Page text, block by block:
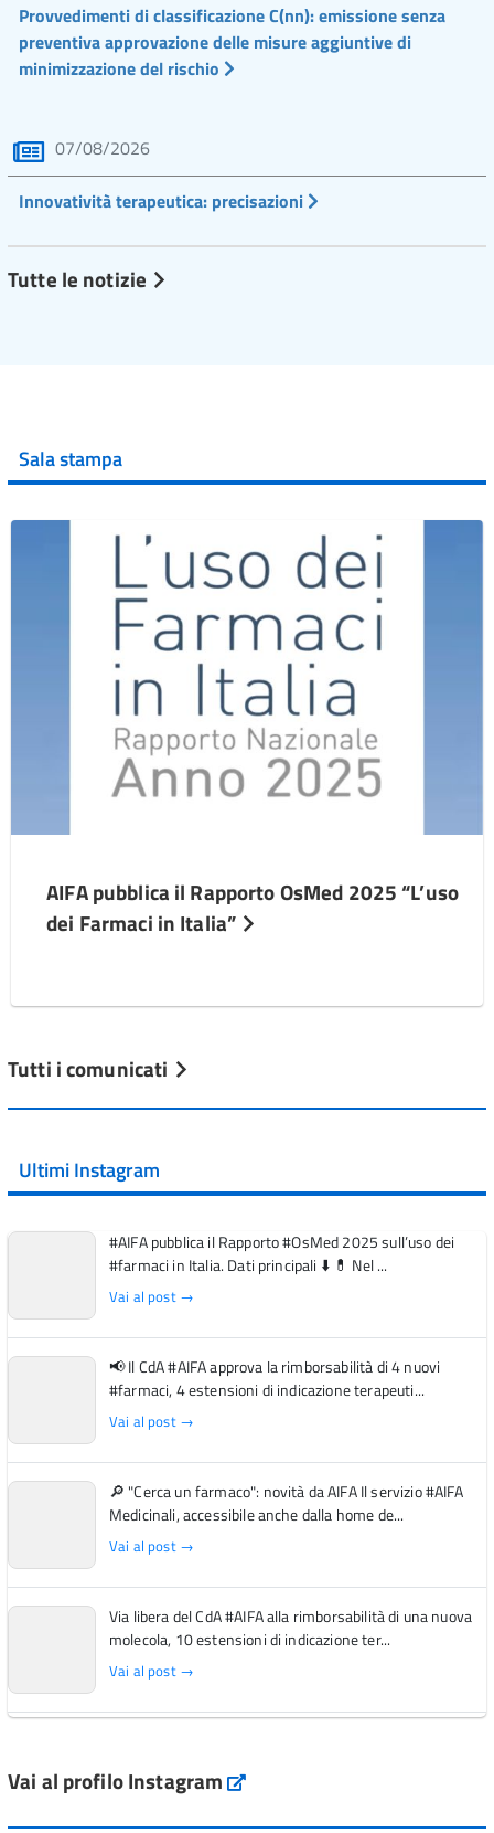
Provvedimenti di classificazione C(nn): emissione senza
preventiva approvazione delle misure aggiuntive di
minimizzazione del rischio
07/08/2026
Innovatività terapeutica: precisazioni
Tutte le notizie
Sala stampa
AIFA pubblica il Rapporto OsMed 2025 “L’uso
dei Farmaci in Italia”
Tutti i comunicati
Ultimi Instagram
#AIFA pubblica il Rapporto #OsMed 2025 sull’uso dei
#farmaci in Italia. Dati principali ⬇️ 💊 Nel ...
Vai al post →
📢 Il CdA #AIFA approva la rimborsabilità di 4 nuovi
#farmaci, 4 estensioni di indicazione terapeuti...
Vai al post →
🔎 "Cerca un farmaco": novità da AIFA Il servizio #AIFA
Medicinali, accessibile anche dalla home de...
Vai al post →
Via libera del CdA #AIFA alla rimborsabilità di una nuova
molecola, 10 estensioni di indicazione ter...
Vai al post →
Vai al post →
Vai al profilo Instagram Instagram